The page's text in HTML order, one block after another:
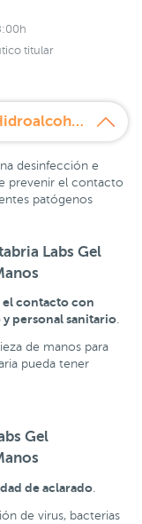
titular
¿Qué es Cantabria Labs Gel Hidroalcohólico Higienizante de Manos 100 ml?
desinfección e
prevenir el contacto
patógenos
Labs Gel
el contacto con
personal sanitario.
de manos para
pueda tener
Gel
de aclarado
de virus, bacterias